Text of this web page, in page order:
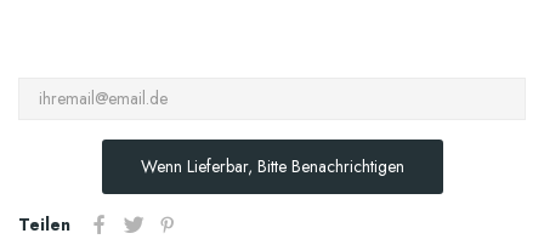
Wenn Lieferbar, Bitte Benachrichtigen
Teilen